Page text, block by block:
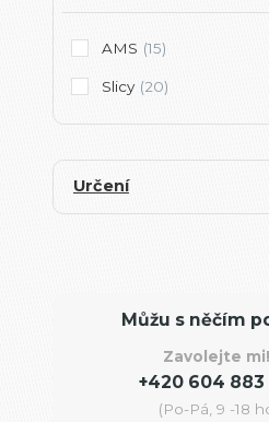
AMS (15)
Slicy (20)
Určení
Můžu s něčím
Zavolejte
+420 604
(Po-Pá, 9 -18